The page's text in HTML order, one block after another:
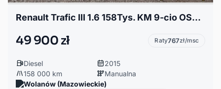
Renault Trafic III 1.6 158Tys. KM 9-cio OSOBOWY Klima Serwisowany Zadbany
49 900 zł Raty767zł/msc
Diesel
2015
158 000 km
Manualna
Wolanów (Mazowieckie)